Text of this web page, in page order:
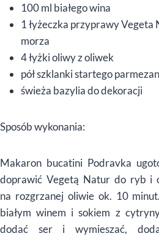
100 ml białego wina
1 łyżeczka przyprawy
morza
4 łyżki oliwy z oliwek
pół szklanki startego
świeża bazylia do dekoracji
Sposób wykonania:
Makaron bucatini Podravka
doprawić Vegetą Natur do ryb i
na rozgrzanej oliwie ok. 10
białym winem i sokiem z
dodać ser i wymieszać,